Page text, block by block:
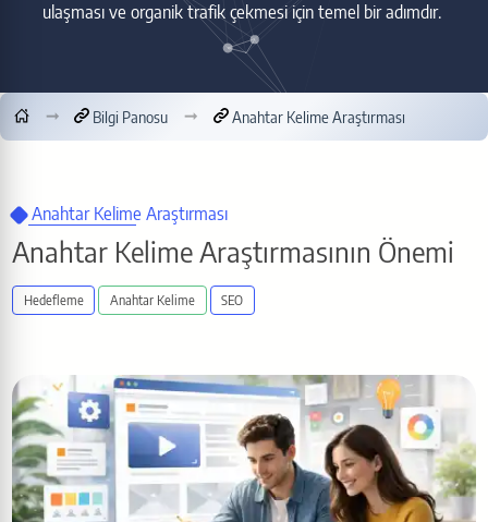
ulaşması ve organik trafik çekmesi için temel bir adımdır.
Bilgi Panosu Anahtar Kelime Araştırması
Anahtar Kelime Araştırması
Anahtar Kelime Araştırmasının Önemi
Hedefleme Anahtar Kelime SEO